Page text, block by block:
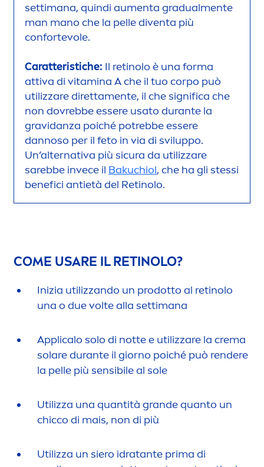
settimana, quindi aumenta gradualmente
man mano che la pelle diventa più
confortevole.
Caratteristiche: Il retinolo è una forma
attiva di vitamina A che il tuo corpo può
utilizzare direttamente, il che significa che
non dovrebbe essere usato durante la
gravidanza poiché potrebbe essere
dannoso per il feto in via di sviluppo.
Un’alternativa più sicura da utilizzare
sarebbe invece il Bakuchiol, che ha gli stessi
benefici antietà del Retinolo.
COME USARE IL RETINOLO?
Inizia utilizzando un prodotto al retinolo
una o due volte alla settimana
Applicalo solo di notte e utilizzare la crema
solare durante il giorno poiché può rendere
la pelle più sensibile al sole
Utilizza una quantità grande quanto un
chicco di mais, non di più
Utilizza un siero idratante prima di